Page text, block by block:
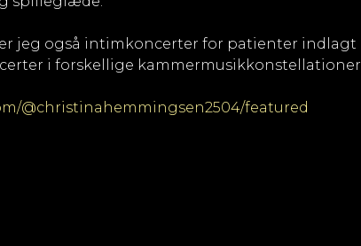
jeg også intimkoncerter for patienter indlagt
i forskellige kammermusikkonstellationer.
@christinahemmingsen2504/featured